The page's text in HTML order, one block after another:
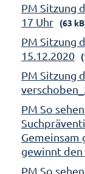
PM Sitzung
17 Uhr
(63
PM Sitzung
15.12.2020
PM Sitzung
PM So
Gemeinsam
gewinnt den
PM So